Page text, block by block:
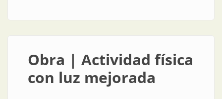
Obra | Actividad física
con luz mejorada